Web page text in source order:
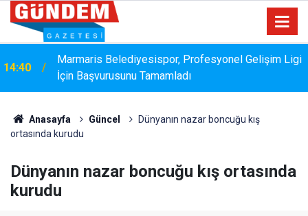
Marmaris Belediyesispor, Profesyonel Gelişim Ligi
İçin Başvurusunu Tamamladı
14:15
Bakanlık Veri Sunamadı: Metin Ergun'dan Turizm
Eleştirisi
Anasayfa Güncel
Dünyanın nazar boncuğu kış
ortasında kurudu
Dünyanın nazar boncuğu kış ortasında
kurudu